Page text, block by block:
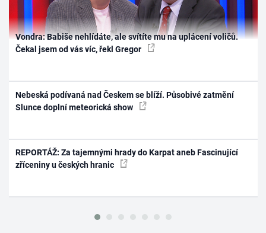
Vondra: Babiše nehlídáte, ale svítíte mu na uplácení voličů.
Čekal jsem od vás víc, řekl Gregor
Nebeská podívaná nad Českem se blíží. Působivé zatmění
Slunce doplní meteorická show
REPORTÁŽ: Za tajemnými hrady do Karpat aneb Fascinující
zříceniny u českých hranic